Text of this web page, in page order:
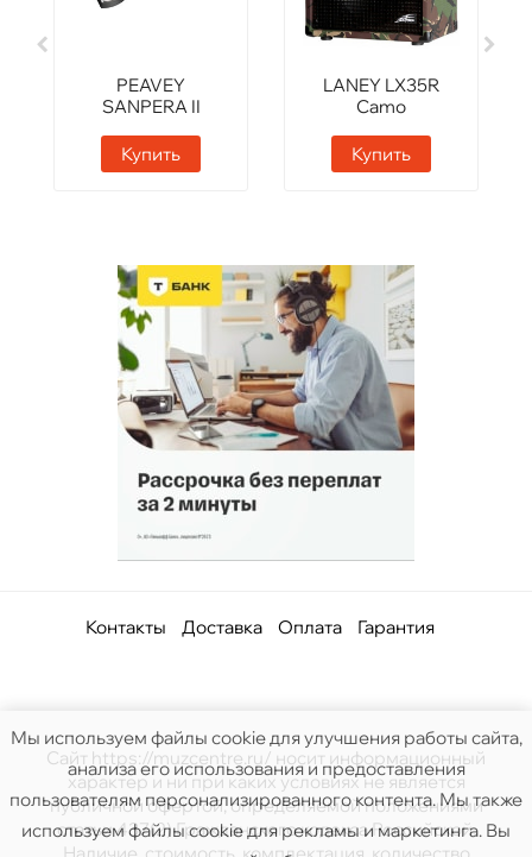
PEAVEY
SANPERA II
Купить
LANEY LX35R
Camo
Купить
Контакты Доставка Оплата Гарантия
Сайт https://muzcentre.ru/ носит информационный
характер и ни при каких условиях не является
публичной офертой, определяемой положениями
статьи 437(2) Гражданского кодекса Российской.
Мы используем файлы cookie для улучшения работы сайта,
анализа его использования и предоставления
пользователям персонализированного контента. Мы также
используем файлы cookie для рекламы и маркетинга. Вы